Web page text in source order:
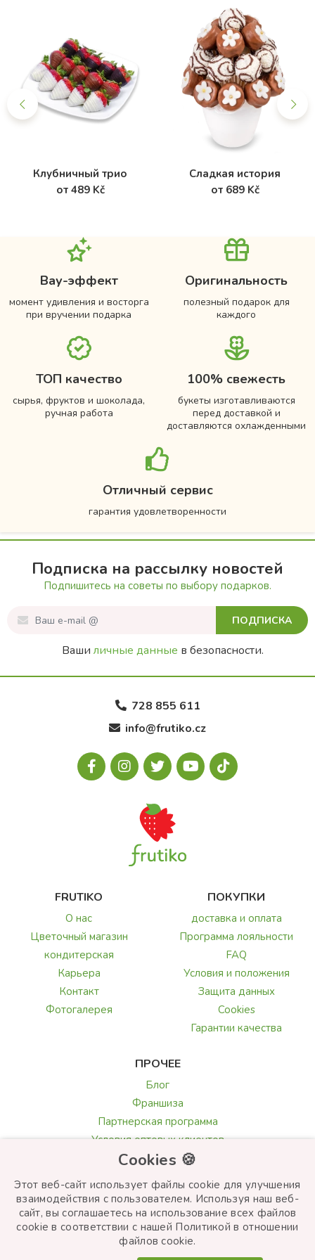
Клубничный трио
от 489 Kč
Сладкая история
от 689 Kč
Вау-эффект
момент удивления и восторга
при вручении подарка
Оригинальность
полезный подарок для
каждого
ТОП качество
сырья, фруктов и шоколада,
ручная работа
100% свежесть
букеты изготавливаются
перед доставкой и
доставляются охлажденными
Отличный сервис
гарантия удовлетворенности
Подписка на рассылку новостей
Подпишитесь на советы по выбору подарков.
ПОДПИСКА
Ваши личные данные в безопасности.
728 855 611
info@frutiko.cz
FRUTIKO
О нас
Цветочный магазин
кондитерская
Карьера
Контакт
Фотогалерея
ПОКУПКИ
доставка и оплата
Программа лояльности
FAQ
Условия и положения
Защита данных
Cookies
Гарантии качества
ПРОЧЕЕ
Блог
Франшиза
Партнерская программа
Условия оптовых клиентов
Галерея и обзоры
Текст поздравления
Выбор цветов
© Frutiko.cz 2026
Cookies 🍪
Этот веб-сайт использует файлы cookie для улучшения
взаимодействия с пользователем. Используя наш веб-
сайт, вы соглашаетесь на использование всех файлов
cookie в соответствии с нашей Политикой в ​​отношении
файлов cookie.